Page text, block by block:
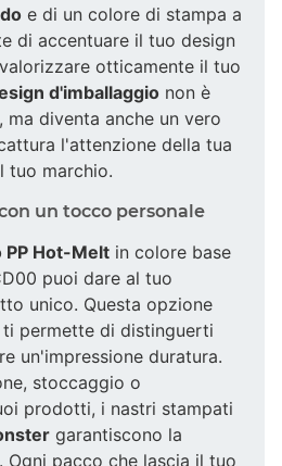
e di un colore di stampa a
di accentuare il tuo design
otticamente il tuo
d'imballaggio non è
diventa anche un vero
l'attenzione della tua
tuo marchio.
un tocco personale
PP Hot-Melt in colore base
puoi dare al tuo
unico. Questa opzione
permette di distinguerti
un'impressione duratura.
stoccaggio o
prodotti, i nastri stampati
garantiscono la
Ogni pacco che lascia il tuo